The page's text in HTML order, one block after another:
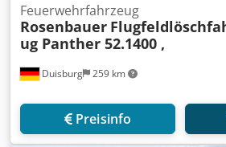
Duisburg 259 km
Feuerwehrfahrzeug
Rosenbauer
ug Panther 52.1400 ,
Preisinfo